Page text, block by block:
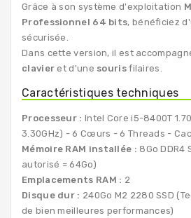
Grâce à son système d'exploitation
Professionnel 64 bits, bénéficiez
sécurisée.
Dans cette version, il est
clavier et d'une sourisfilaires.
Caractéristiques techniques
Processeur : Intel Core i5-8400T
3.30GHz) - 6 Cœurs - 6 Threads -
Mémoire RAM installée : 8Go DDR4
autorisé = 64Go)
Emplacements RAM : 2
Disque dur : 240Go M2 2280 SSD
de bien meilleures performances)